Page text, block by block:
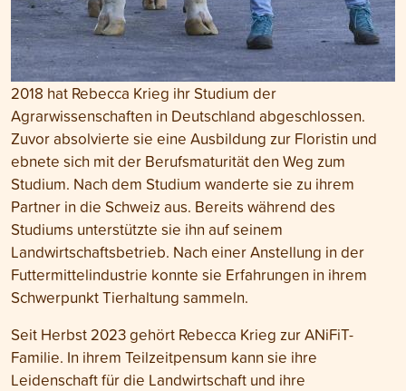
2018 hat Rebecca Krieg ihr Studium der
Agrarwissenschaften in Deutschland abgeschlossen.
Zuvor absolvierte sie eine Ausbildung zur Floristin und
ebnete sich mit der Berufsmaturität den Weg zum
Studium. Nach dem Studium wanderte sie zu ihrem
Partner in die Schweiz aus. Bereits während des
Studiums unterstützte sie ihn auf seinem
Landwirtschaftsbetrieb. Nach einer Anstellung in der
Futtermittelindustrie konnte sie Erfahrungen in ihrem
Schwerpunkt Tierhaltung sammeln.
Seit Herbst 2023 gehört Rebecca Krieg zur ANiFiT-
Familie. In ihrem Teilzeitpensum kann sie ihre
Leidenschaft für die Landwirtschaft und ihre